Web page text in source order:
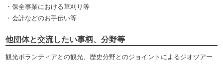
・保全事業における草刈り等
・会計などのお手伝い等
他団体と交流したい事柄、分野等
観光ボランティアとの観光、歴史分野とのジョイントによるジオツアー